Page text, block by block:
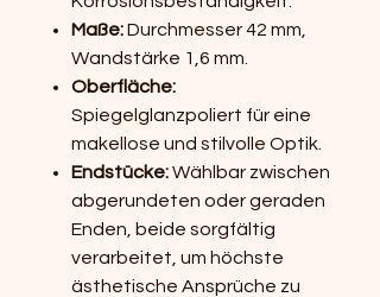
Maße:Durchmesser 42 mm,
Wandstärke 1,6 mm.
Oberfläche:
Spiegelglanzpoliert für eine
makellose und stilvolle Optik.
Endstücke:Wählbar zwischen
abgerundeten oder geraden
Enden, beide sorgfältig
verarbeitet, um höchste
ästhetische Ansprüche zu